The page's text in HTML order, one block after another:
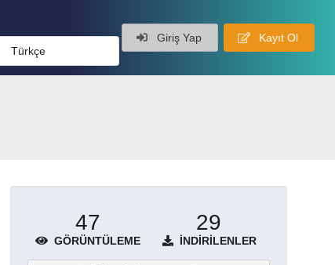
Türkçe
Giriş Yap Kayıt Ol
47
GÖRÜNTÜLEME
29
İNDIRILENLER